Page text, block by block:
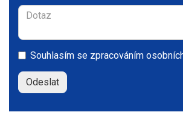
Souhlasím se zpracováním